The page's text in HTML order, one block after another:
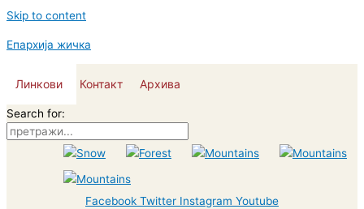
Skip to content
Епархија жичка
Линкови Контакт Архива
Search for:
Facebook Twitter Instagram Youtube